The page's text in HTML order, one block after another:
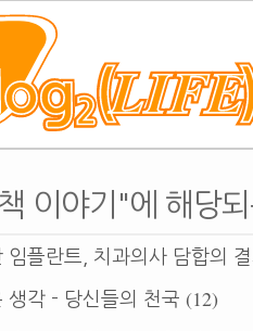
이야기"에 해당
임플란트, 치과의사 담합의
생각 - 당신들의 천국 (12)